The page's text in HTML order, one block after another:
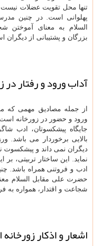
تنها محل تقویت عضلات
پهلوانی است. در چنین
السلام به معنای آموختن
بزرگان و پشتیبانی از دیگران
آداب ورود و رفتار در
از جمله مصادیق مهمی که
ورود و حضور در زورخانه
جایگاه پیشکسوتان، ادب
بالایی برخوردار می باشد.
دیگران نمی داند و پیشکسوت
نماید. این ساختار تربیتی،
ادب و فروتنی همراه باشد.
حضرت علی مقابل السلام
شجاعت و اقتدار، همواره به
اشعار و اذکار